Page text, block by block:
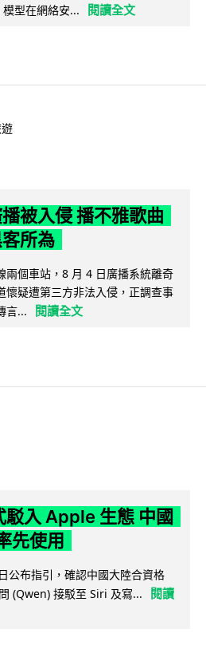
型在網絡安...
閱讀全文
被入侵 播不雅歌曲
所為
兩個車站，8 月 4 日廣播系統離奇
懷疑遭第三方非法入侵，正調查事
言...
閱讀全文
駁入 Apple 生態 中國
先使用
公布指引，確認中國大陸合資格
(Qwen) 接駁至 Siri 及寫...
閱讀